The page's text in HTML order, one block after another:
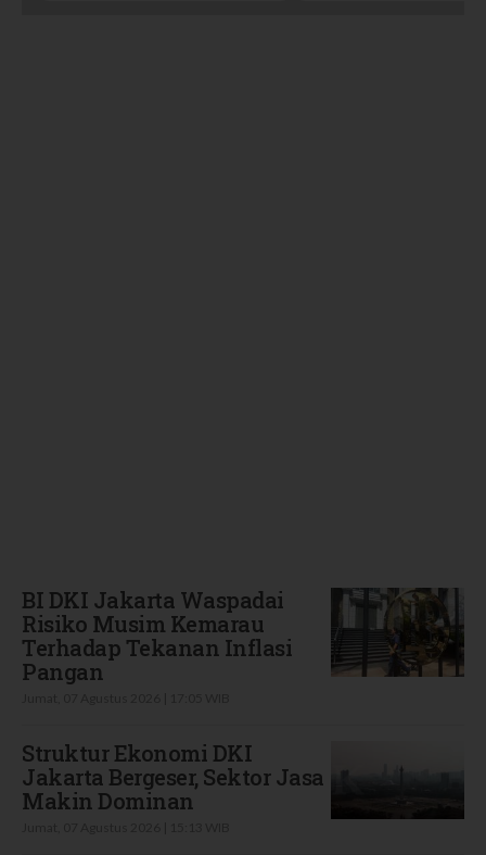
BI DKI Jakarta Waspadai
Risiko Musim Kemarau
Terhadap Tekanan Inflasi
Pangan
Struktur Ekonomi DKI
Jakarta Bergeser, Sektor Jasa
Makin Dominan